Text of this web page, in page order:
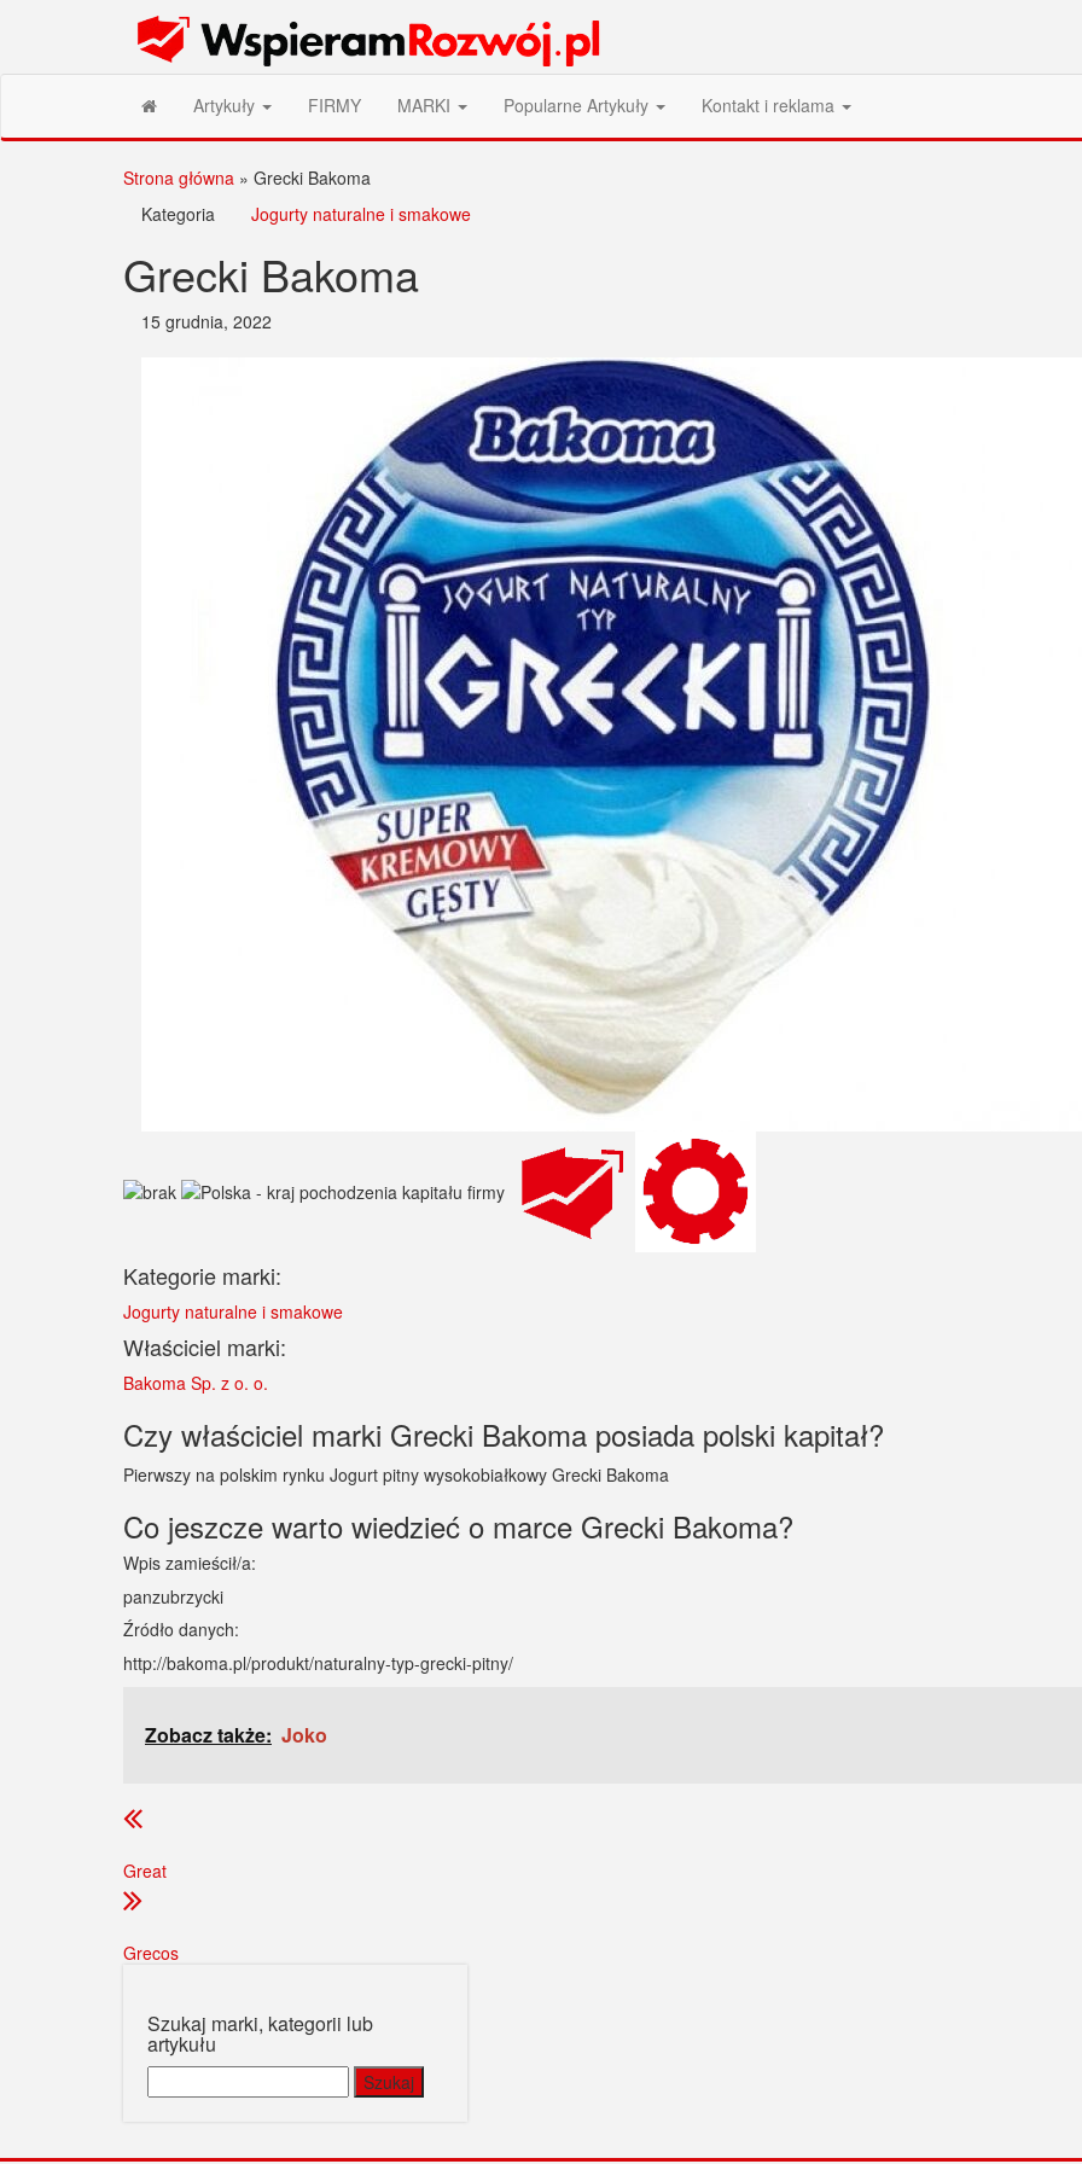
Wspieram Rozwój PL
Artykuły FIRMY MARKI Popularne Artykuły Kontakt i reklama
Strona główna » Grecki Bakoma
Kategoria
Jogurty naturalne i smakowe
Grecki Bakoma
15 grudnia, 2022
Kategorie marki:
Jogurty naturalne i smakowe
Właściciel marki:
Bakoma Sp. z o. o.
Czy właściciel marki Grecki Bakoma posiada polski kapitał?
Pierwszy na polskim rynku Jogurt pitny wysokobiałkowy Grecki Bakoma
Co jeszcze warto wiedzieć o marce Grecki Bakoma?
Wpis zamieścił/a:
panzubrzycki
Źródło danych:
http://bakoma.pl/produkt/naturalny-typ-grecki-pitny/
Zobacz także: Joko
Great
Grecos
Szukaj marki, kategorii lub
artykułu